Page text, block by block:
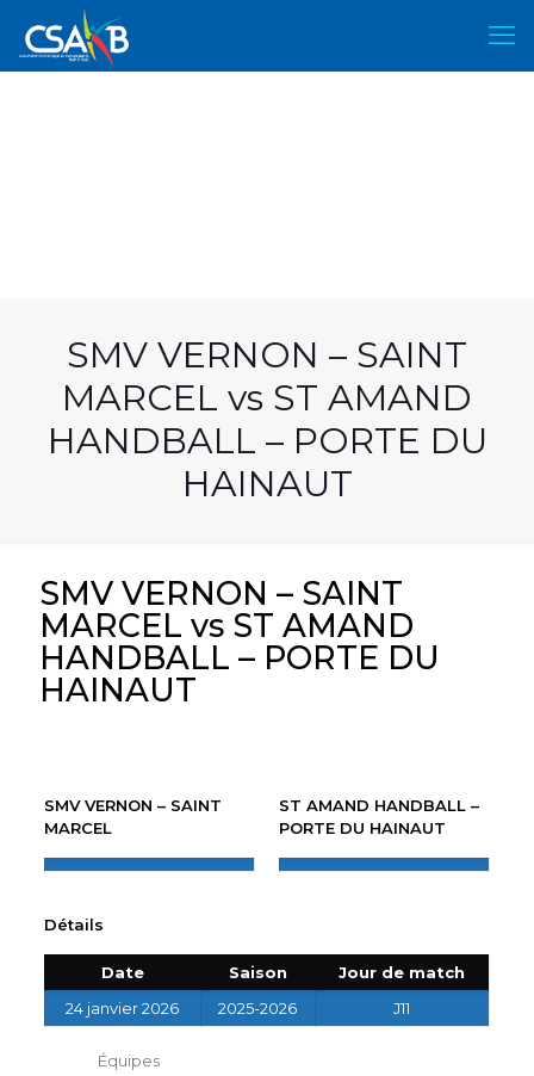
SMV VERNON – SAINT
MARCEL vs ST AMAND
HANDBALL – PORTE DU
HAINAUT
SMV VERNON – SAINT
MARCEL vs ST AMAND
HANDBALL – PORTE DU
HAINAUT
SMV VERNON – SAINT
MARCEL
ST AMAND HANDBALL –
PORTE DU HAINAUT
Détails
Date Saison
Jour de match
24 janvier 2026
2025-2026 J11
Équipes